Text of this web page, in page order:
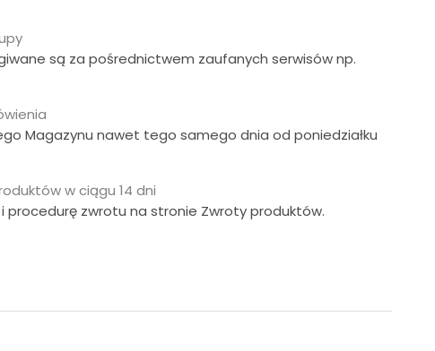
są za pośrednictwem zaufanych serwisów np.
Magazynu nawet tego samego dnia od poniedziałku
w ciągu 14 dni
procedurę zwrotu na stronie Zwroty produktów.